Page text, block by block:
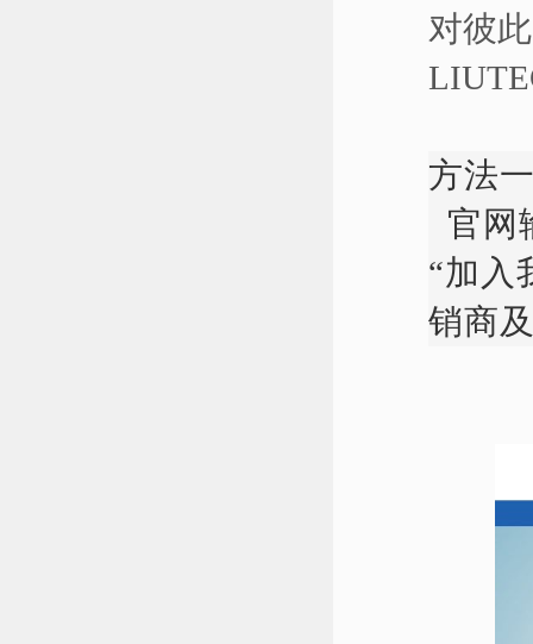
对彼
方法
官网
“加入
销商